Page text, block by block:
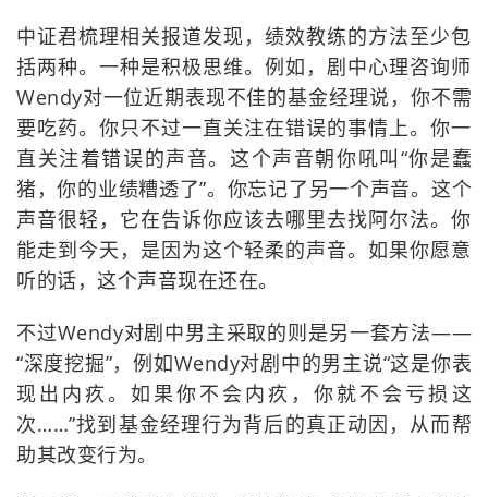
中证君梳理相关报道发现，绩效教练的方法至少包
括两种。一种是积极思维。例如，剧中心理咨询师
Wendy对一位近期表现不佳的基金经理说，你不需
要吃药。你只不过一直关注在错误的事情上。你一
直关注着错误的声音。这个声音朝你吼叫“你是蠢
猪，你的业绩糟透了”。你忘记了另一个声音。这个
声音很轻，它在告诉你应该去哪里去找阿尔法。你
能走到今天，是因为这个轻柔的声音。如果你愿意
听的话，这个声音现在还在。
不过Wendy对剧中男主采取的则是另一套方法——
“深度挖掘”，例如Wendy对剧中的男主说“这是你表
现出内疚。如果你不会内疚，你就不会亏损这
次……”找到基金经理行为背后的真正动因，从而帮
助其改变行为。